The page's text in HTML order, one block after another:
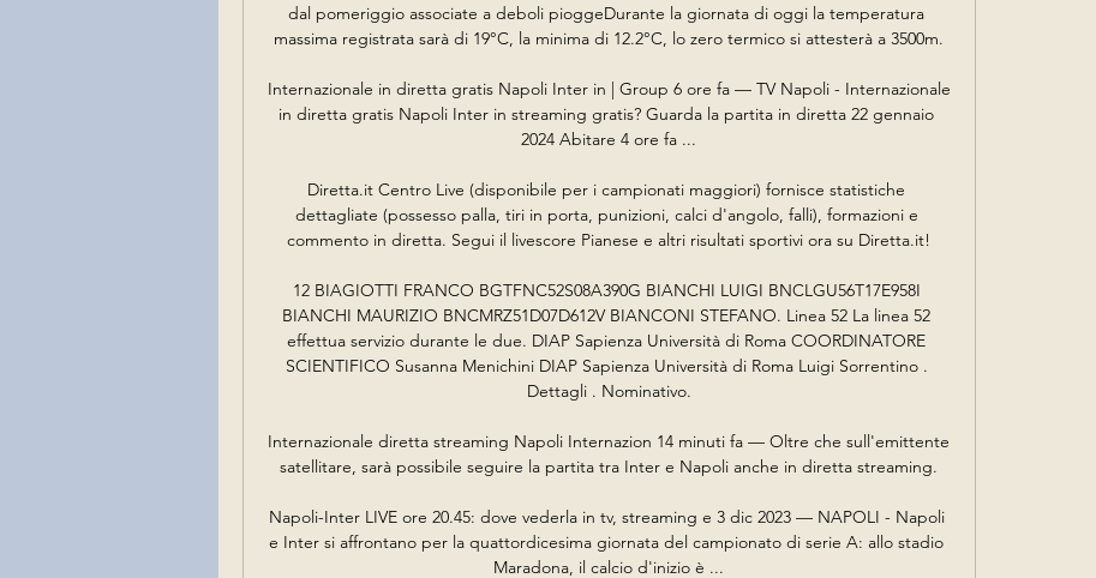
dal pomeriggio associate a deboli pioggeDurante la giornata di oggi la temperatura
massima registrata sarà di 19°C, la minima di 12.2°C, lo zero termico si attesterà a 3500m.
Internazionale in diretta gratis Napoli Inter in | Group 6 ore fa — TV Napoli - Internazionale
in diretta gratis Napoli Inter in streaming gratis? Guarda la partita in diretta 22 gennaio
2024 Abitare 4 ore fa ...
Diretta.it Centro Live (disponibile per i campionati maggiori) fornisce statistiche
dettagliate (possesso palla, tiri in porta, punizioni, calci d'angolo, falli), formazioni e
commento in diretta. Segui il livescore Pianese e altri risultati sportivi ora su Diretta.it!
12 BIAGIOTTI FRANCO BGTFNC52S08A390G BIANCHI LUIGI BNCLGU56T17E958I
BIANCHI MAURIZIO BNCMRZ51D07D612V BIANCONI STEFANO. Linea 52 La linea 52
effettua servizio durante le due. DIAP Sapienza Università di Roma COORDINATORE
SCIENTIFICO Susanna Menichini DIAP Sapienza Università di Roma Luigi Sorrentino .
Dettagli . Nominativo.
Internazionale diretta streaming Napoli Internazion 14 minuti fa — Oltre che sull'emittente
satellitare, sarà possibile seguire la partita tra Inter e Napoli anche in diretta streaming.
Napoli-Inter LIVE ore 20.45: dove vederla in tv, streaming e 3 dic 2023 — NAPOLI - Napoli
e Inter si affrontano per la quattordicesima giornata del campionato di serie A: allo stadio
Maradona, il calcio d'inizio è ...